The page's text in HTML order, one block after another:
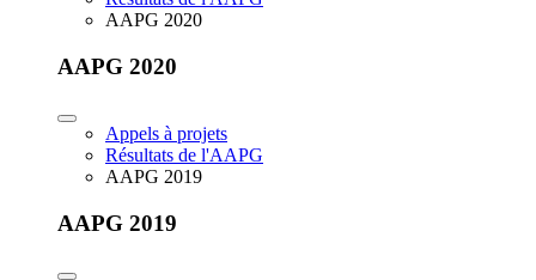
AAPG 2020
AAPG 2020
Appels à projets
Résultats de l'AAPG
AAPG 2019
AAPG 2019